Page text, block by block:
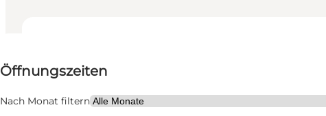
Öffnungszeiten
Nach Monat filtern
Website besuchen
Freunde, Mein Partner, Mir selbst